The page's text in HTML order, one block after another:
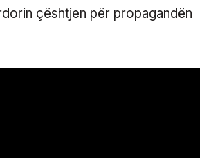
çështjen për propagandën